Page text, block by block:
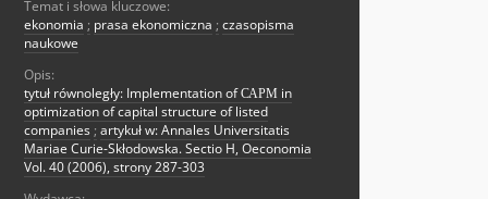
Temat i słowa kluczowe:
ekonomia ; prasa ekonomiczna ; czasopisma
naukowe
Opis:
tytuł równoległy: Implementation of САРМ in
optimization of capital structure of listed
companies ; artykuł w: Annales Universitatis
Mariae Curie-Skłodowska. Sectio H, Oeconomia
Vol. 40 (2006), strony 287-303